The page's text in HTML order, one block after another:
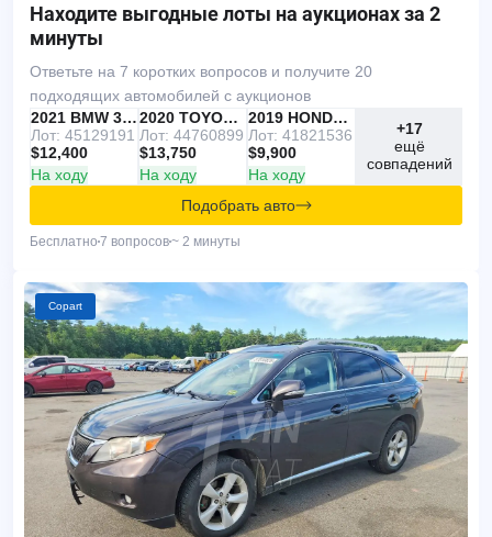
Находите выгодные лоты на аукционах за 2
минуты
Ответьте на 7 коротких вопросов и получите 20
подходящих автомобилей с аукционов
IAAI
РЕКОМЕНДУЕМ
2021 BMW 330I
Лот: 45129191
$12,400
На ходу
IAAI
2020 TOYOTA RAV4
Лот: 44760899
$13,750
На ходу
Copart
2019 HONDA ACCORD
Лот: 41821536
$9,900
На ходу
+17
ещё
совпадений
Подобрать авто
Бесплатно 7 вопросов~ 2 минуты
Copart